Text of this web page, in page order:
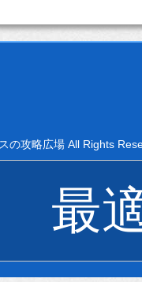
の攻略広場 All Rights
最